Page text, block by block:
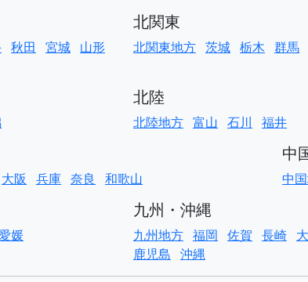
秋田 宮城 山形
北関東
北関東地方 茨城 栃木 群馬
北陸
北陸地方 富山 石川 福井
大阪 兵庫 奈良 和歌山
中
中
媛
九州・沖縄
九州地方 福岡 佐賀 長崎
鹿児島 沖縄